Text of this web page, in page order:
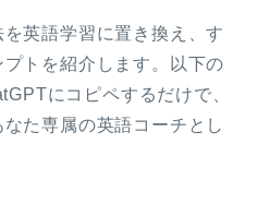
英語学習に置き換え、す
トを紹介します。以下の
にコピペするだけで、
た専属の英語コーチとし